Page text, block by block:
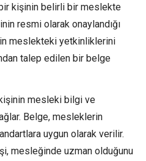
kişinin belirli bir meslekte
resmi olarak onaylandığı
meslekteki yetkinliklerini
talep edilen bir belge
mesleki bilgi ve
Belge, mesleklerin
uygun olarak verilir.
mesleğinde uzman olduğunu